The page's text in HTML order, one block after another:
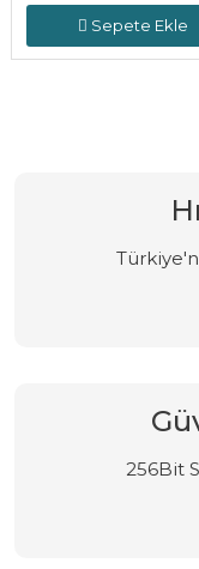
Sepete Ekle
256Bit